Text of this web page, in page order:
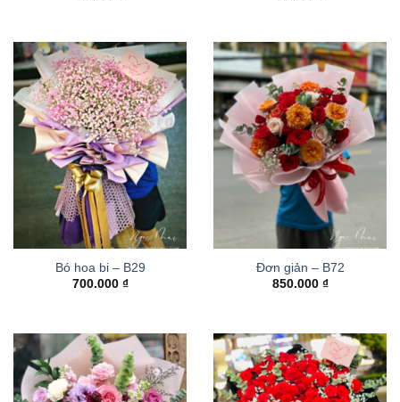
Bó hoa bi – B29
700.000 ₫
Đơn giản – B72
850.000 ₫